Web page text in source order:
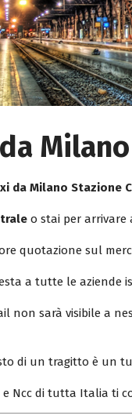
da Milano Stazione
o stai per arrivare
quotazione sul
a tutte le
non sarà visibile a
di un tragitto è un
e Ncc di tutta Italia ti